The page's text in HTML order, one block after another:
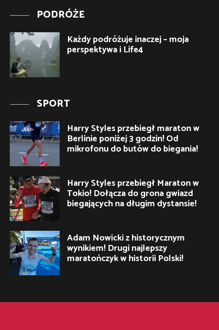
PODRÓŻE
Każdy podróżuje inaczej – moja
perspektywa i Life4
SPORT
Harry Styles przebiegł maraton w
Berlinie poniżej 3 godzin! Od
mikrofonu do butów do biegania!
Harry Styles przebiegł Maraton w
Tokio! Dołącza do grona gwiazd
biegających na długim dystansie!
Adam Nowicki z historycznym
wynikiem! Drugi najlepszy
maratończyk w historii Polski!